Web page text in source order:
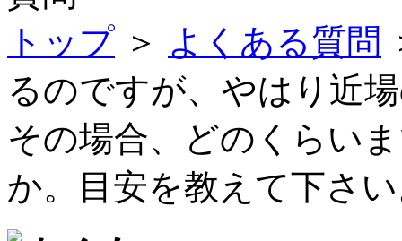
トップ ＞ よくある質問
るのですが、やはり近
その場合、どのくらい
か。目安を教えて下さ